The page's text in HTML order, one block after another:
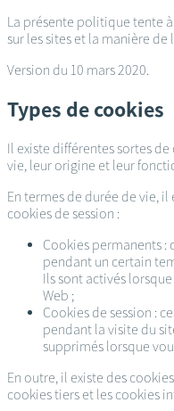
La présente politique tente
sur les sites et la manière de
Version du 10 mars 2020.
Types de cookies
Il existe différentes sortes
vie, leur origine et leur
En termes de durée de vie,
cookies de session :
Cookies permanents :
pendant un certain
Ils sont activés
Web ;
Cookies de session :
pendant la visite du
supprimés lorsque
En outre, il existe des
cookies tiers et les cookies